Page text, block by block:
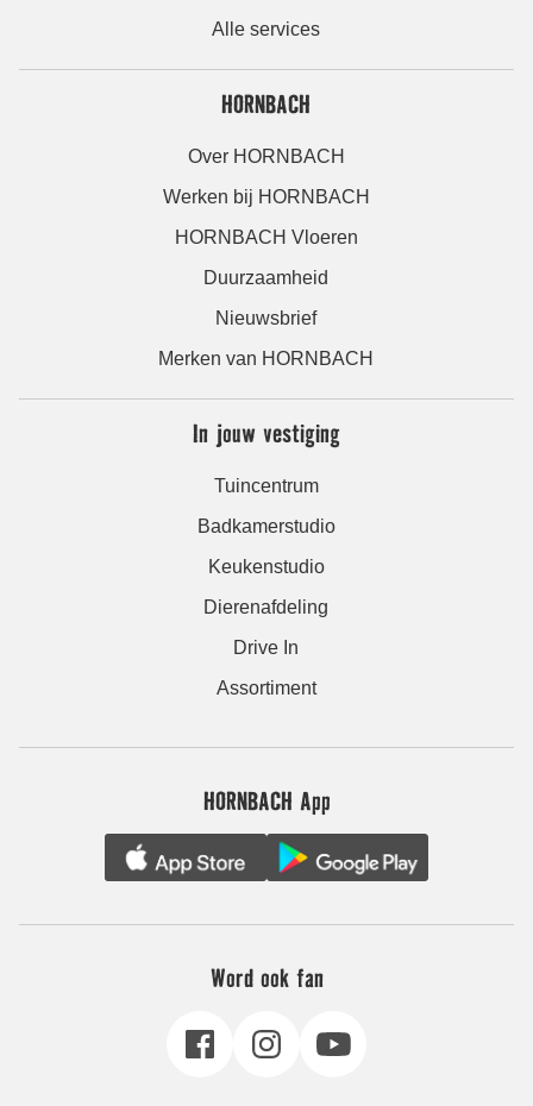
Alle services
HORNBACH
Over HORNBACH
Werken bij HORNBACH
HORNBACH Vloeren
Duurzaamheid
Nieuwsbrief
Merken van HORNBACH
In jouw vestiging
Tuincentrum
Badkamerstudio
Keukenstudio
Dierenafdeling
Drive In
Assortiment
HORNBACH App
Word ook fan